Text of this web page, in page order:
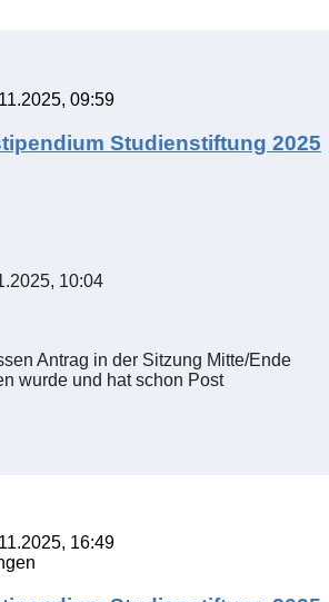
09:59
Studienstiftung 2025
10:04
Antrag in der Sitzung Mitte/Ende
wurde und hat schon Post
16:49